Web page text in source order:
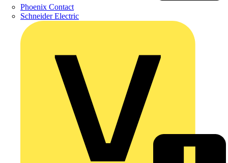
Phoenix Contact
Schneider Electric